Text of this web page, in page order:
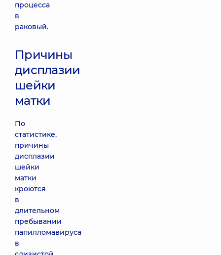
процесса
в
раковый.
Причины
дисплазии
шейки
матки
По
статистике,
причины
дисплазии
шейки
матки
кроются
в
длительном
пребывании
папилломавируса
в